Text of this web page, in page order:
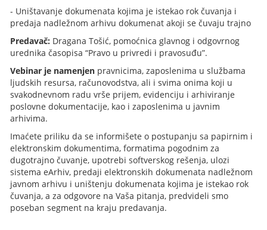
- Uništavanje dokumenata kojima je istekao rok čuvanja i
predaja nadležnom arhivu dokumenat akoji se čuvaju trajno
Predavač: Dragana Tošić, pomoćnica glavnog i odgovrnog
urednika časopisa “Pravo u privredi i pravosuđu”.
Vebinar je namenjen pravnicima, zaposlenima u službama
ljudskih resursa, računovodstva, ali i svima onima koji u
svakodnevnom radu vrše prijem, evidenciju i arhiviranje
poslovne dokumentacije, kao i zaposlenima u javnim
arhivima.
Imaćete priliku da se informišete o postupanju sa papirnim i
elektronskim dokumentima, formatima pogodnim za
dugotrajno čuvanje, upotrebi softverskog rešenja, ulozi
sistema eArhiv, predaji elektronskih dokumenata nadležnom
javnom arhivu i uništenju dokumenata kojima je istekao rok
čuvanja, a za odgovore na Vaša pitanja, predvideli smo
poseban segment na kraju predavanja.